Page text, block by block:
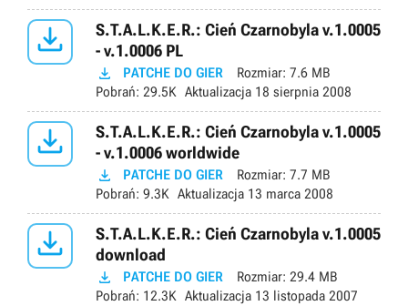

S.T.A.L.K.E.R.: Cień Czarnobyla v.1.0005
- v.1.0006 PL
 PATCHE DO GIER Rozmiar: 7.6 MB
Pobrań: 29.5K Aktualizacja 18 sierpnia 2008

S.T.A.L.K.E.R.: Cień Czarnobyla v.1.0005
- v.1.0006 worldwide
 PATCHE DO GIER Rozmiar: 7.7 MB
Pobrań: 9.3K Aktualizacja 13 marca 2008

S.T.A.L.K.E.R.: Cień Czarnobyla v.1.0005
download
 PATCHE DO GIER Rozmiar: 29.4 MB
Pobrań: 12.3K Aktualizacja 13 listopada 2007